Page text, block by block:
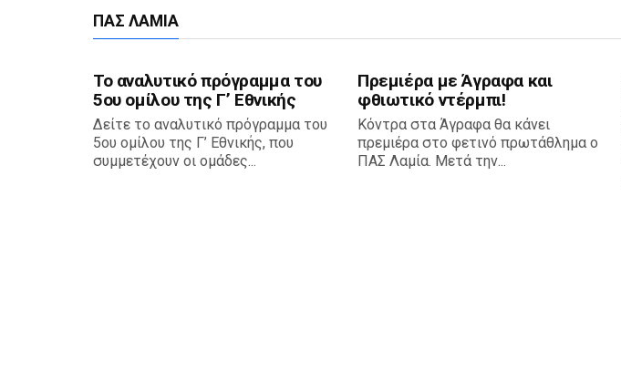
ΠΑΣ ΛΑΜΊΑ
Το αναλυτικό πρόγραμμα του
5ου ομίλου της Γ’ Εθνικής
Δείτε το αναλυτικό πρόγραμμα του
5ου ομίλου της Γ’ Εθνικής, που
συμμετέχουν οι ομάδες...
Πρεμιέρα με Άγραφα και
φθιωτικό ντέρμπι!
Κόντρα στα Άγραφα θα κάνει
πρεμιέρα στο φετινό πρωτάθλημα ο
ΠΑΣ Λαμία. Μετά την...